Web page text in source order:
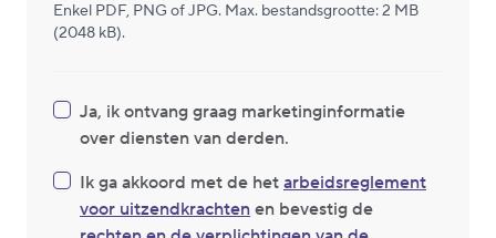
Enkel PDF, PNG of JPG. Max. bestandsgrootte: 2 MB
(2048 kB).
Ja, ik ontvang graag marketinginformatie
over diensten van derden.
Ik ga akkoord met de het arbeidsreglement
voor uitzendkrachten en bevestig de